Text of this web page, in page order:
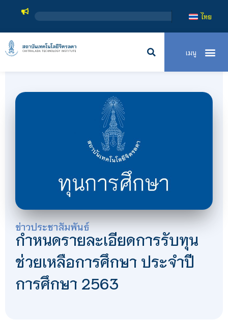
ไทย
ข่าวประชาสัมพันธ์
กำหนดรายละเอียดการรับทุน
ช่วยเหลือการศึกษา ประจำปี
การศึกษา 2563